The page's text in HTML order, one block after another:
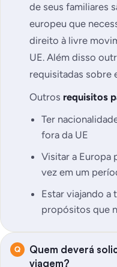
de seus familiares
europeu que
direito à livre
UE. Além disso
requisitadas sobre
Outros requisitos
Ter
fora da UE
Visitar a Europa
vez em um
Estar viajando
propósitos que
Quem deverá
viagem?